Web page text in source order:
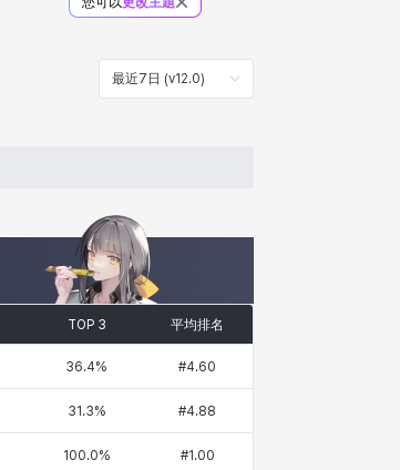
最近7日 (v12.0)
TOP 3 平均排名
36.4% #4.60
31.3% #4.88
100.0% #1.00